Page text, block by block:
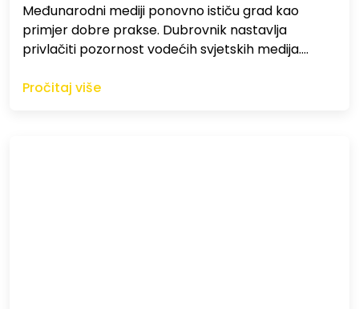
Međunarodni mediji ponovno ističu grad kao
primjer dobre prakse. Dubrovnik nastavlja
privlačiti pozornost vodećih svjetskih medija.…
Pročitaj više